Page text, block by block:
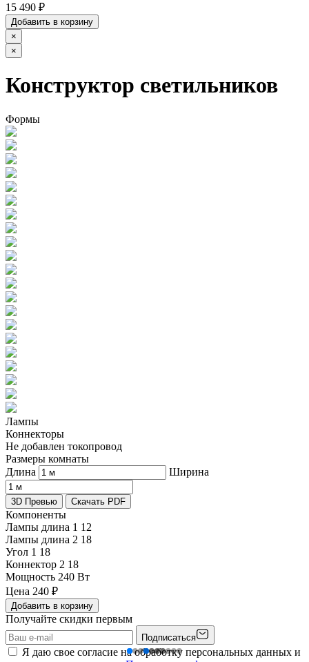
15 490 ₽
Добавить в корзину
×
×
Конструктор светильников
Формы
Лампы
Коннекторы
Не добавлен токопровод
Размеры комнаты
Длина
Ширина
3D Превью Скачать PDF
Компоненты
Лампы длина 1 12
Лампы длина 2 18
Угол 1 18
Коннектор 2 18
Мощность 240 Вт
Цена 240 ₽
Добавить в корзину
Получайте скидки первым
Подписаться
Я даю свое согласие на обработку персональных данных и